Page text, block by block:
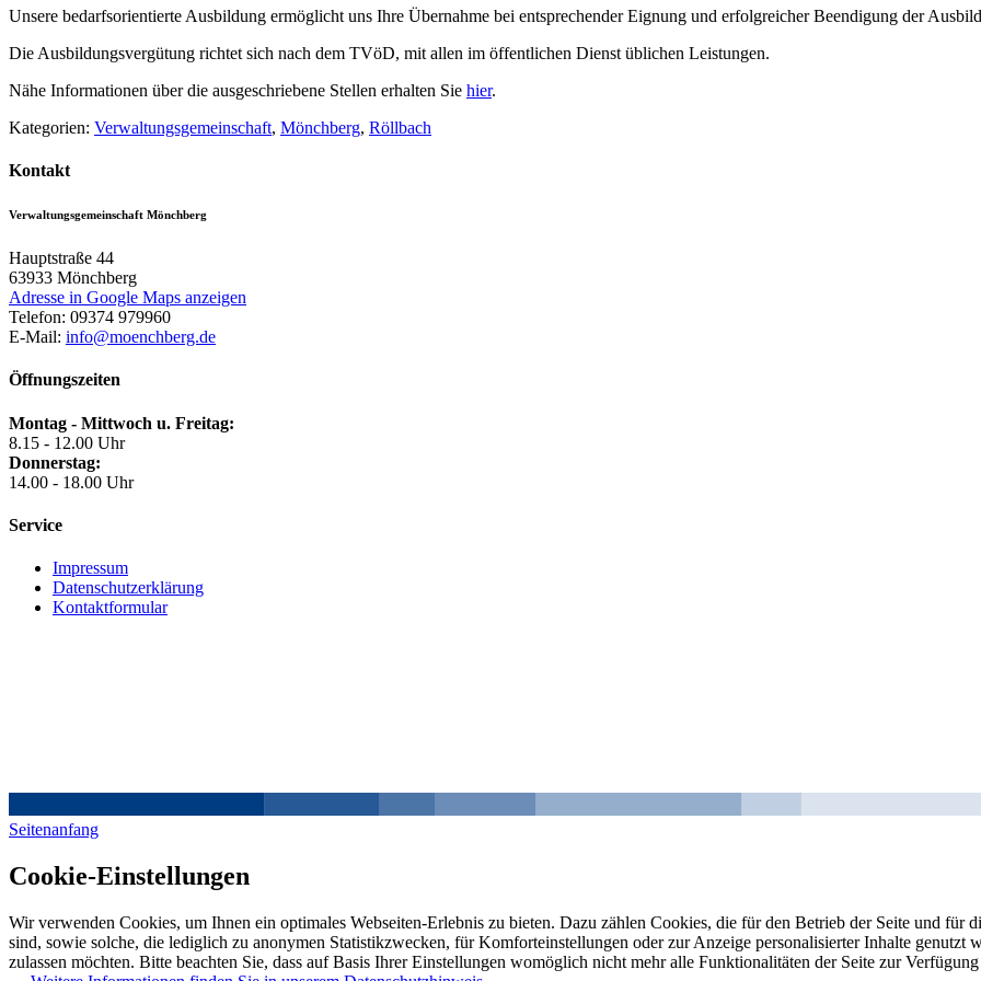
Unsere bedarfsorientierte Ausbildung ermöglicht uns Ihre Übernahme bei entsprechender Eignung und erfolgreicher Beendigung der
Die Ausbildungsvergütung richtet sich nach dem TVöD, mit allen im öffentlichen Dienst üblichen Leistungen.
Nähe Informationen über die ausgeschriebene Stellen erhalten Sie hier.
Kategorien: Verwaltungsgemeinschaft, Mönchberg, Röllbach
Kontakt
Verwaltungsgemeinschaft Mönchberg
Hauptstraße 44
63933 Mönchberg
Adresse in Google Maps anzeigen
Telefon: 09374 979960
E-Mail: info@moenchberg.de
Öffnungszeiten
Montag - Mittwoch u. Freitag:
8.15 - 12.00 Uhr
Donnerstag:
14.00 - 18.00 Uhr
Service
Impressum
Datenschutzerklärung
Kontaktformular
Seitenanfang
Cookie-Einstellungen
Wir verwenden Cookies, um Ihnen ein optimales Webseiten-Erlebnis zu bieten. Dazu zählen Cookies, die für den Betrieb der Seite und für
sind, sowie solche, die lediglich zu anonymen Statistikzwecken, für Komforteinstellungen oder zur Anzeige personalisierter Inhalte genutzt
zulassen möchten. Bitte beachten Sie, dass auf Basis Ihrer Einstellungen womöglich nicht mehr alle Funktionalitäten der Seite zur Verfügung